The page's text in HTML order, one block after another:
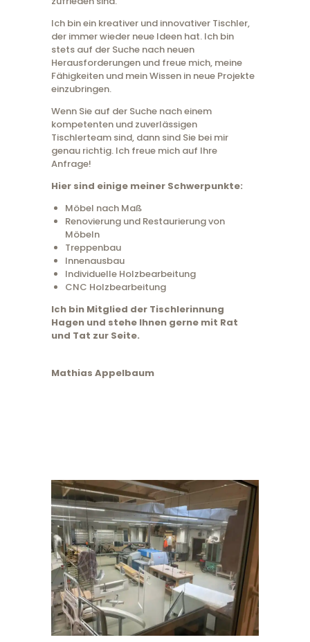
Ich bin ein kreativer und innovativer Tischler,
der immer wieder neue Ideen hat. Ich bin
stets auf der Suche nach neuen
Herausforderungen und freue mich, meine
Fähigkeiten und mein Wissen in neue Projekte
einzubringen.
Wenn Sie auf der Suche nach einem
kompetenten und zuverlässigen
Tischlerteam sind, dann sind Sie bei mir
genau richtig. Ich freue mich auf Ihre
Anfrage!
Hier sind einige meiner Schwerpunkte:
Möbel nach Maß
Renovierung und Restaurierung von
Möbeln
Treppenbau
Innenausbau
Individuelle Holzbearbeitung
CNC Holzbearbeitung
Ich bin Mitglied der Tischlerinnung
Hagen und stehe Ihnen gerne mit Rat
und Tat zur Seite.
Mathias Appelbaum